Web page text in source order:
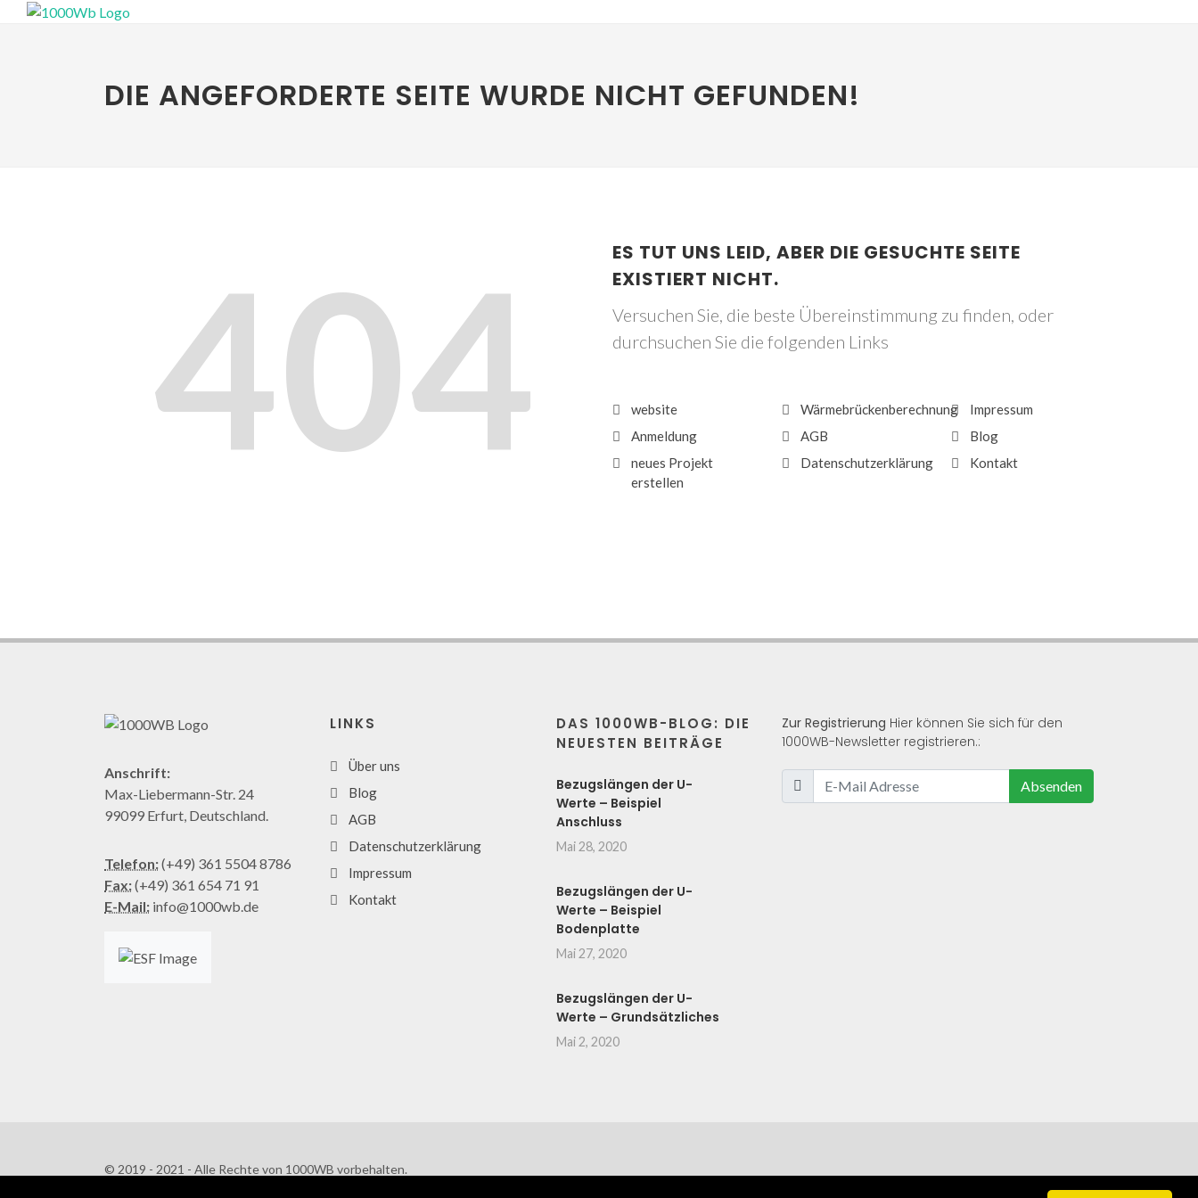
DIE ANGEFORDERTE SEITE WURDE NICHT GEFUNDEN!
404
ES TUT UNS LEID, ABER DIE GESUCHTE SEITE
EXISTIERT NICHT.
Versuchen Sie, die beste Übereinstimmung zu finden, oder
durchsuchen Sie die folgenden Links
website
Anmeldung
neues Projekt
erstellen
Wärmebrückenberechnung
AGB
Datenschutzerklärung
Impressum
Blog
Kontakt
Anschrift:
Max-Liebermann-Str. 24
99099 Erfurt, Deutschland.
Telefon:(+49) 361 5504 8786
Fax:(+49) 361 654 71 91
E-Mail: info@1000wb.de
LINKS
Über uns
Blog
AGB
Datenschutzerklärung
Impressum
Kontakt
DAS 1000WB-BLOG: DIE
NEUESTEN BEITRÄGE
Bezugslängen der U-
Werte – Beispiel
Anschluss
Mai 28, 2020
Bezugslängen der U-
Werte – Beispiel
Bodenplatte
Mai 27, 2020
Bezugslängen der U-
Werte – Grundsätzliches
Mai 2, 2020
Zur Registrierung Hier können Sie sich für den
1000WB-Newsletter registrieren.:
Absenden
© 2019 - 2021 - Alle Rechte von 1000WB vorbehalten.